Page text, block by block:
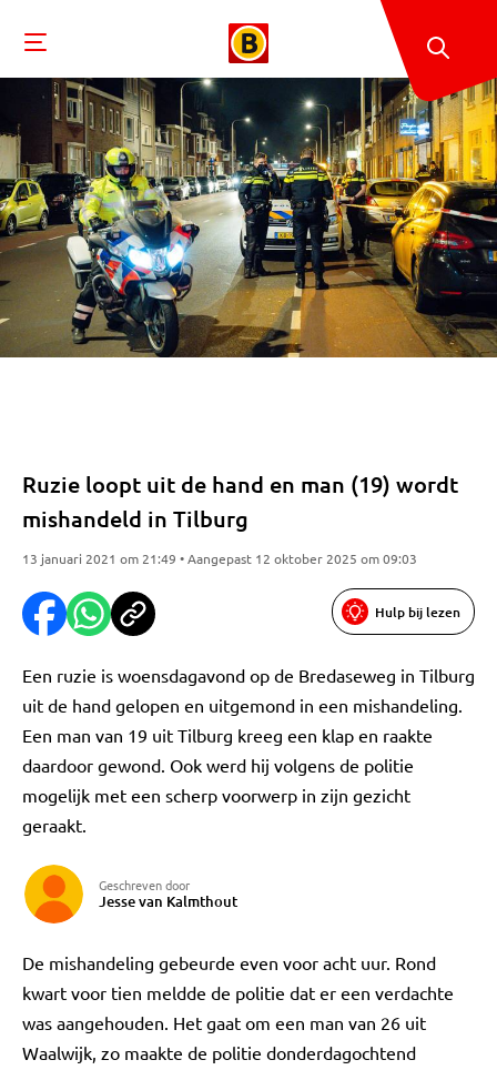
Ruzie loopt uit de hand en man (19) wordt
mishandeld in Tilburg
13 januari 2021 om 21:49 • Aangepast 12 oktober 2025 om 09:03
Hulp bij lezen
Een ruzie is woensdagavond op de Bredaseweg in Tilburg
uit de hand gelopen en uitgemond in een mishandeling.
Een man van 19 uit Tilburg kreeg een klap en raakte
daardoor gewond. Ook werd hij volgens de politie
mogelijk met een scherp voorwerp in zijn gezicht
geraakt.
Geschreven door
Jesse van Kalmthout
De mishandeling gebeurde even voor acht uur. Rond
kwart voor tien meldde de politie dat er een verdachte
was aangehouden. Het gaat om een man van 26 uit
Waalwijk, zo maakte de politie donderdagochtend